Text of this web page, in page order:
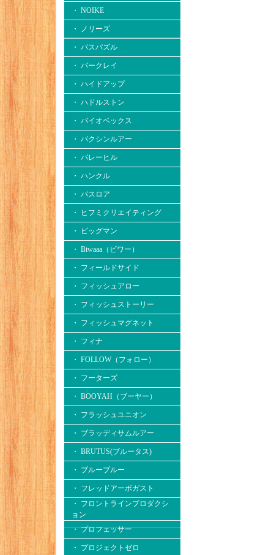
・ NOIKE
・ ノリーズ
・ バスパズル
・ バークレイ
・ ハイドアップ
・ ハドルストン
・ バイオベックス
・ バクシンルアー
・ バレーヒル
・ ハンクル
・ バスロア
・ ヒフミクリエイティング
・ ビッグマン
・ Biwaaa（ビワー）
・ フィールドサイド
・ フィッシュアロー
・ フィッシュストーリー
・ フィッシュマグネット
・ フィナ
・ FOLLOW（フォロー）
・ フーターズ
・ BOOYAH（ブーヤー）
・ フラッシュユニオン
・ ブラッディサムルアー
・ BRUTUS(ブルータス)
・ ブルーブルー
・ フレッドアーボガスト
・ フロントラインプロダクシ
ョン
・ プロフェッサー
・ プロジェクトゼロ